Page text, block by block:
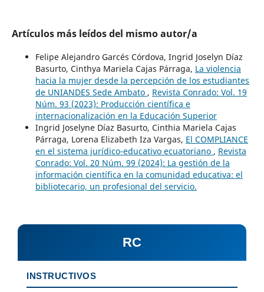
Artículos más leídos del mismo autor/a
Felipe Alejandro Garcés Córdova, Ingrid Joselyn Díaz
Basurto, Cinthya Mariela Cajas Párraga, La violencia
hacia la mujer desde la percepción de los estudiantes
de UNIANDES Sede Ambato , Revista Conrado: Vol. 19
Núm. 93 (2023): Producción científica e
internacionalización en la Educación Superior
Ingrid Joselyne Díaz Basurto, Cinthia Mariela Cajas
Párraga, Lorena Elizabeth Iza Vargas, El COMPLIANCE
en el sistema jurídico-educativo ecuatoriano , Revista
Conrado: Vol. 20 Núm. 99 (2024): La gestión de la
información científica en la comunidad educativa: el
bibliotecario, un profesional del servicio.
RC
INSTRUCTIVOS